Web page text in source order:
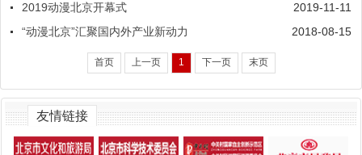
2019动漫北京开幕式
2019-11-11
“动漫北京”汇聚国内外产业新动力
2018-08-15
首页 上一页 1 下一页 末页
友情链接